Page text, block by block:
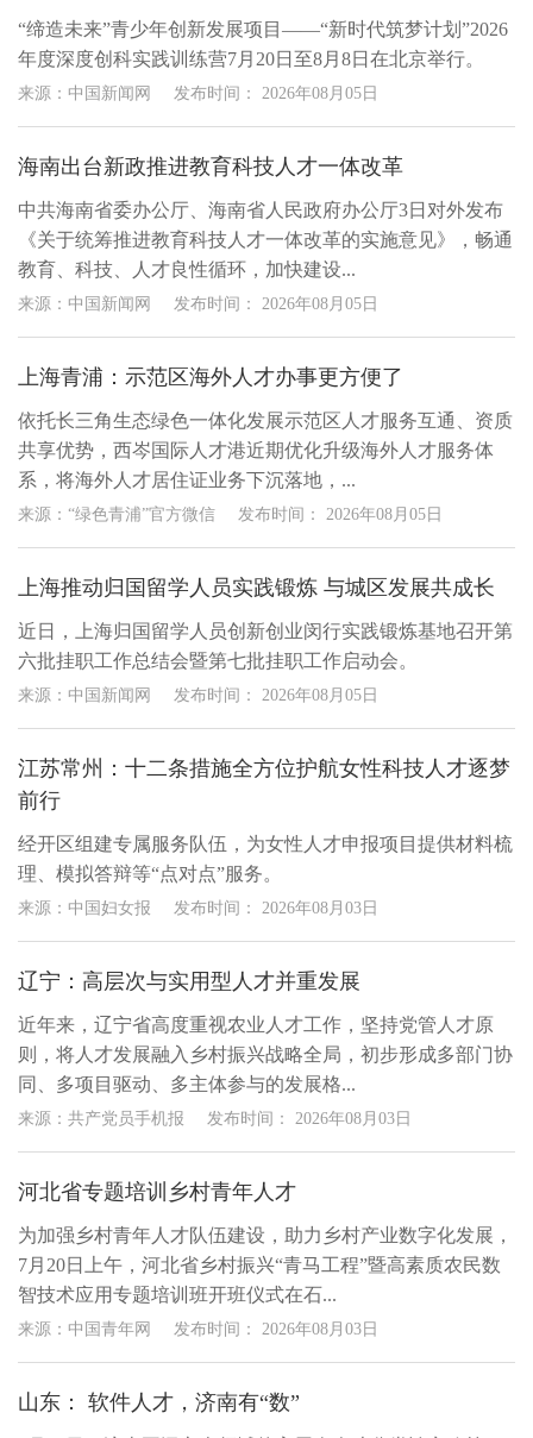
“缔造未来”青少年创新发展项目——“新时代筑梦计划”2026
年度深度创科实践训练营7月20日至8月8日在北京举行。
来源：中国新闻网 发布时间： 2026年08月05日
海南出台新政推进教育科技人才一体改革
中共海南省委办公厅、海南省人民政府办公厅3日对外发布
《关于统筹推进教育科技人才一体改革的实施意见》，畅通
教育、科技、人才良性循环，加快建设...
来源：中国新闻网 发布时间： 2026年08月05日
上海青浦：示范区海外人才办事更方便了
依托长三角生态绿色一体化发展示范区人才服务互通、资质
共享优势，西岑国际人才港近期优化升级海外人才服务体
系，将海外人才居住证业务下沉落地，...
来源：“绿色青浦”官方微信 发布时间： 2026年08月05日
上海推动归国留学人员实践锻炼 与城区发展共成长
近日，上海归国留学人员创新创业闵行实践锻炼基地召开第
六批挂职工作总结会暨第七批挂职工作启动会。
来源：中国新闻网 发布时间： 2026年08月05日
江苏常州：​十二条措施全方位护航女性科技人才逐梦
前行
经开区组建专属服务队伍，为女性人才申报项目提供材料梳
理、模拟答辩等“点对点”服务。
来源：中国妇女报 发布时间： 2026年08月03日
辽宁：高层次与实用型人才并重发展
近年来，辽宁省高度重视农业人才工作，坚持党管人才原
则，将人才发展融入乡村振兴战略全局，初步形成多部门协
同、多项目驱动、多主体参与的发展格...
来源：共产党员手机报 发布时间： 2026年08月03日
河北省专题培训乡村青年人才
为加强乡村青年人才队伍建设，助力乡村产业数字化发展，
7月20日上午，河北省乡村振兴“青马工程”暨高素质农民数
智技术应用专题培训班开班仪式在石...
来源：中国青年网 发布时间： 2026年08月03日
山东： 软件人才，济南有“数”